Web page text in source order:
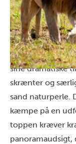
Mount Moroto
Mount Moroto er
der majestætisk
sine dramatiske
skrænter og
sand naturperle.
kæmpe på en
toppen kræver
panoramaudsigt,